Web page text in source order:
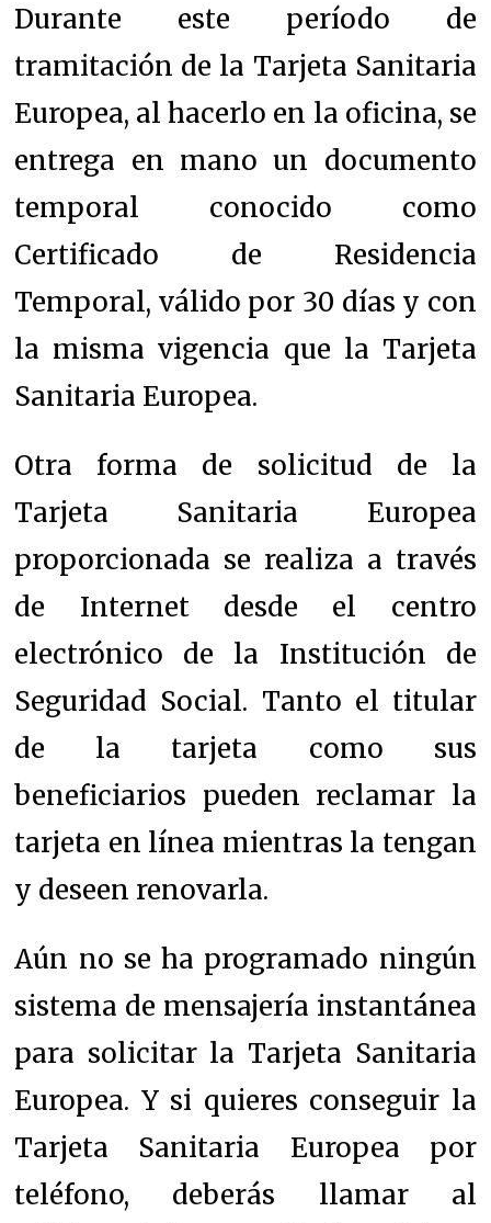
Durante este período de
tramitación de la Tarjeta Sanitaria
Europea, al hacerlo en la oficina, se
entrega en mano un documento
temporal conocido como
Certificado de Residencia
Temporal, válido por 30 días y con
la misma vigencia que la Tarjeta
Sanitaria Europea.
Otra forma de solicitud de la
Tarjeta Sanitaria Europea
proporcionada se realiza a través
de Internet desde el centro
electrónico de la Institución de
Seguridad Social. Tanto el titular
de la tarjeta como sus
beneficiarios pueden reclamar la
tarjeta en línea mientras la tengan
y deseen renovarla.
Aún no se ha programado ningún
sistema de mensajería instantánea
para solicitar la Tarjeta Sanitaria
Europea. Y si quieres conseguir la
Tarjeta Sanitaria Europea por
teléfono, deberás llamar al